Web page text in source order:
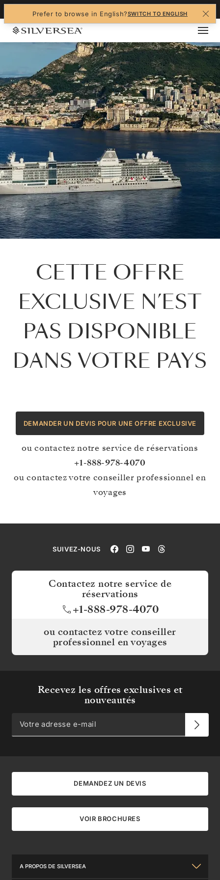
Prefer to browse in English?SWITCH TO ENGLISH
CETTE OFFRE
EXCLUSIVE N’EST
PAS DISPONIBLE
DANS VOTRE PAYS
DEMANDER UN DEVIS POUR UNE OFFRE EXCLUSIVE
ou contactez notre service de réservations
+1-888-978-4070
ou contactez votre conseiller professionnel en
voyages
SUIVEZ-NOUS
Contactez notre service de
réservations
+1-888-978-4070
ou contactez votre conseiller
professionnel en voyages
Recevez les offres exclusives et
nouveautés
DEMANDEZ UN DEVIS
VOIR BROCHURES
A PROPOS DE SILVERSEA